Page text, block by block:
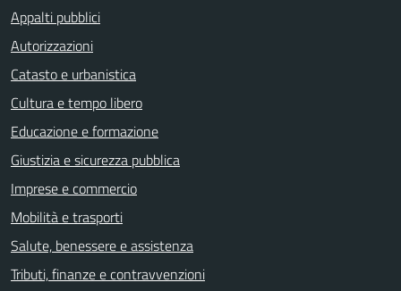
Appalti pubblici
Autorizzazioni
Catasto e urbanistica
Cultura e tempo libero
Educazione e formazione
Giustizia e sicurezza pubblica
Imprese e commercio
Mobilità e trasporti
Salute, benessere e assistenza
Tributi, finanze e contravvenzioni